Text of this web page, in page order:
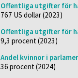
Offentliga utgifter för
767 US dollar (2023)
Offentliga utgifter för
9,3 procent (2023)
Andel kvinnor i
36 procent (2024)